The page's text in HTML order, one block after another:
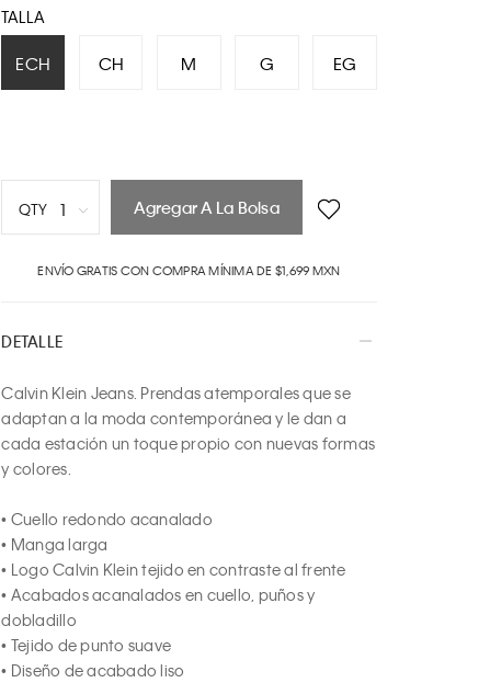
TALLA
ECH CH M G EG
QTY 1
6
7
8
9
Agregar A La Bolsa
ENVÍO GRATIS CON COMPRA MÍNIMA DE $1,699 MXN
DETALLE
Calvin Klein Jeans. Prendas atemporales que se
adaptan a la moda contemporánea y le dan a
cada estación un toque propio con nuevas formas
y colores.
• Cuello redondo acanalado
• Manga larga
• Logo Calvin Klein tejido en contraste al frente
• Acabados acanalados en cuello, puños y
dobladillo
• Tejido de punto suave
• Diseño de acabado liso